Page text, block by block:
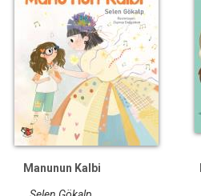
Manunun Kalbi